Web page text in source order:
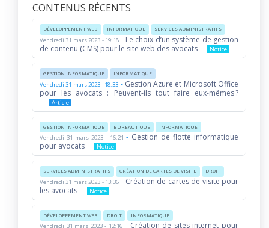
CONTENUS RÉCENTS
DÉVELOPPEMENT WEB INFORMATIQUE SERVICES ADMINISTRATIFS
Vendredi 31 mars 2023 - 19:18 - Le choix d’un système de gestion
de contenu (CMS) pour le site web des avocats
Notice
GESTION INFORMATIQUE INFORMATIQUE
Vendredi 31 mars 2023 - 18:33 - Gestion Azure et Microsoft Office
pour les avocats : Peuvent-ils tout faire eux-mêmes ?
Article
GESTION INFORMATIQUE BUREAUTIQUE INFORMATIQUE
Vendredi 31 mars 2023 - 16:21 - Gestion de flotte informatique
pour avocats
Notice
SERVICES ADMINISTRATIFS CRÉATION DE CARTES DE VISITE DROIT
Vendredi 31 mars 2023 - 13:36 - Création de cartes de visite pour
les avocats
Notice
DÉVELOPPEMENT WEB DROIT INFORMATIQUE
Vendredi 31 mars 2023 - 12:16- Création de sites internet pour